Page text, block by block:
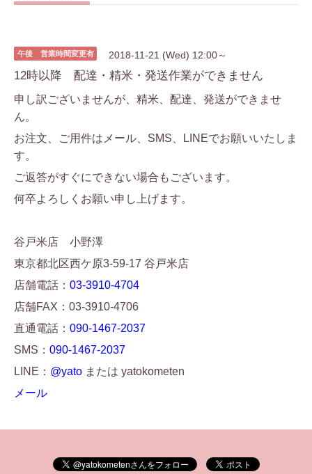
午後 営業時間変更有 2018-11-21 (Wed) 12:00～
12時以降 配達・精米・発送作業ができません
申し訳ございませんが、精米、配達、発送ができませ
ん。
お注文、ご用件はメール、SMS、LINEでお願いいたしま
す。
ご返答がすぐにできない場合もございます。
何卒よろしくお願い申し上げます。
谷戸米店 小野澤
東京都北区西ケ原3-59-17 谷戸米店
店舗電話： 03-3910-4704
店舗FAX：03-3910-4706
直通電話： 090-1467-2037
SMS： 090-1467-2037
LINE： @yato または yatokometen
メール